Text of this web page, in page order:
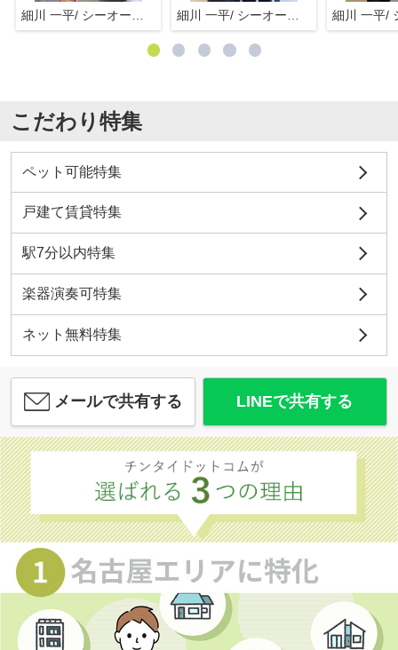
こだわり特集
ペット可能特集
戸建て賃貸特集
駅7分以内特集
楽器演奏可特集
ネット無料特集
メールで共有する LINEで共有する